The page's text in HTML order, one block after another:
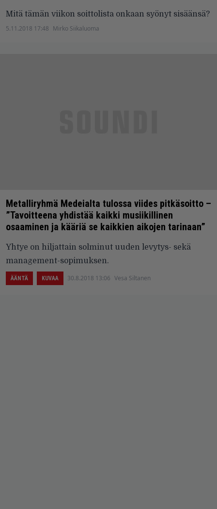
Mitä tämän viikon soittolista onkaan syönyt sisäänsä?
5.11.2018 17:48 Mirko Siikaluoma
Metalliryhmä Medeialta tulossa viides pitkäsoitto –
”Tavoitteena yhdistää kaikki musiikillinen
osaaminen ja kääriä se kaikkien aikojen tarinaan”
Yhtye on hiljattain solminut uuden levytys- sekä
management-sopimuksen.
ÄÄNTÄ KUVAA 30.8.2018 13:06 Vesa Siltanen